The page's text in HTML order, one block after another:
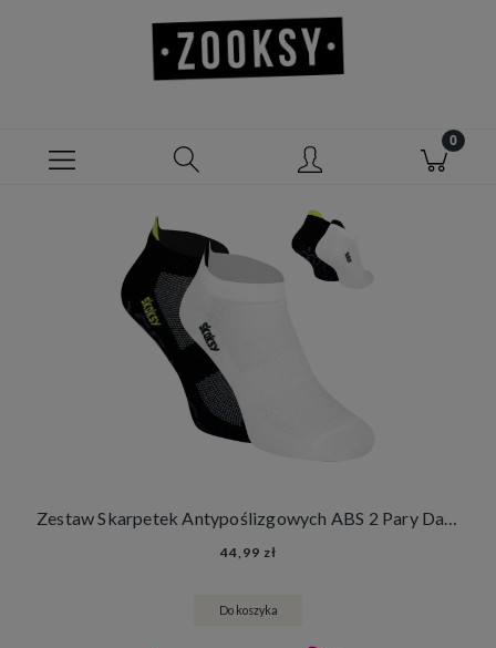
Zestaw Skarpetek Antypoślizgowych ABS 2 Pary Damskie Męskie Skarpety Stopki Joga Fitness
44,99 zł
Do koszyka